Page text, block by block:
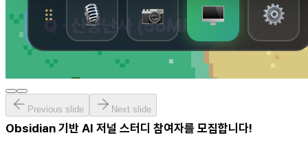
Previous slide Next slide
Obsidian 기반 AI 저널 스터디 참여자를 모집합니다!